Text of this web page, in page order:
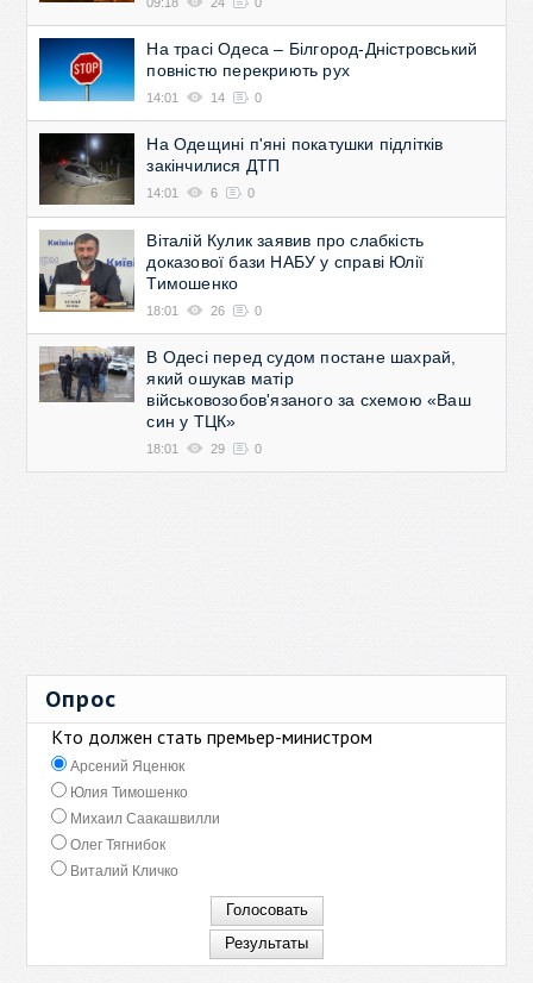
На трасі Одеса – Білгород-Дністровський
повністю перекриють рух
14:01 14 0
На Одещині п'яні покатушки підлітків
закінчилися ДТП
14:01 6 0
Віталій Кулик заявив про слабкість
доказової бази НАБУ у справі Юлії
Тимошенко
18:01 26 0
В Одесі перед судом постане шахрай,
який ошукав матір
військовозобов'язаного за схемою «Ваш
син у ТЦК»
18:01 29 0
Опрос
Кто должен стать премьер-министром
Арсений Яценюк
Юлия Тимошенко
Михаил Саакашвилли
Олег Тягнибок
Виталий Кличко